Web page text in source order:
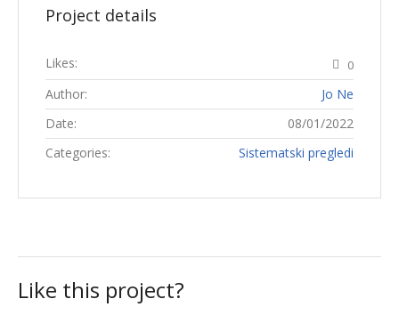
Project details
Likes: 0
Author:
Jo Ne
Date:
08/01/2022
Categories:
Sistematski pregledi
Like this project?